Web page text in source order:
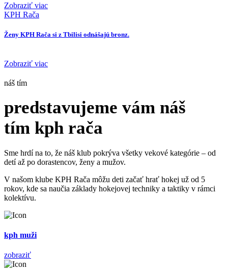
Zobraziť viac
KPH Rača
Ženy KPH Rača si z Tbilisi odnášajú bronz.
Zobraziť viac
náš tím
predstavujeme vám náš
tím kph rača
Sme hrdí na to, že náš klub pokrýva všetky vekové kategórie – od
detí až po dorastencov, ženy a mužov.
V našom klube KPH Rača môžu deti začať hrať hokej už od 5
rokov, kde sa naučia základy hokejovej techniky a taktiky v rámci
kolektívu.
kph muži
zobraziť